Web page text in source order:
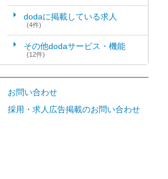
dodaに掲載している求人
(4件)
その他dodaサービス・機能
(12件)
お問い合わせ
採用・求人広告掲載のお問い合わせ